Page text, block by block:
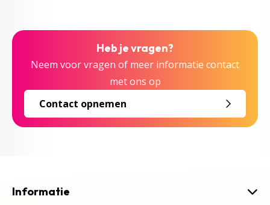
Heb je vragen?
Neem voor vragen of meer informatie contact
met ons op
Contact opnemen
Informatie